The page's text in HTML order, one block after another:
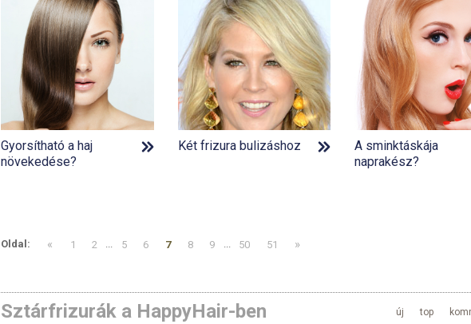
Gyorsítható a haj
növekedése?
Két frizura bulizáshoz
A sminktáskája
naprakész?
Oldal: « 1 2 ... 5 6 7 8 9 ... 50 51 »
Sztárfrizurák a HappyHair-ben új top